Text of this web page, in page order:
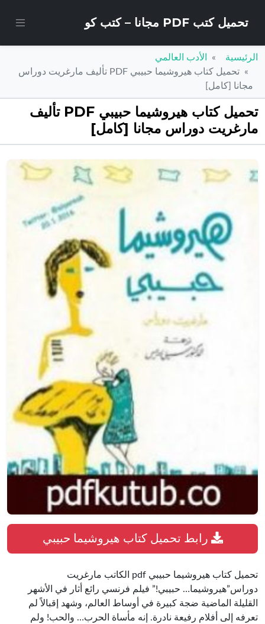
تحميل كتب PDF مجانا – كتب كو
الرئيسية
الأدب العالمي
تحميل كتاب هيروشيما حبيبي PDF تأليف مارغريت دوراس
مجانا [كامل]
تحميل كتاب هيروشيما حبيبي PDF تأليف
مارغريت دوراس مجانا [كامل]
تحميل كتاب هيروشيما حبيبي pdf الكاتب مارغريت
دوراس”هيروشيما… حبيبي!” فيلم فرنسي رائع أثار في الأشهر
القليلة الماضية ضجة كبيرة في أوساط العالم، وشهد إقبالاً لم
تعرفه إلى أفلام رفيعة نادرة. إنه مأساة الحرب… والحب! ولم